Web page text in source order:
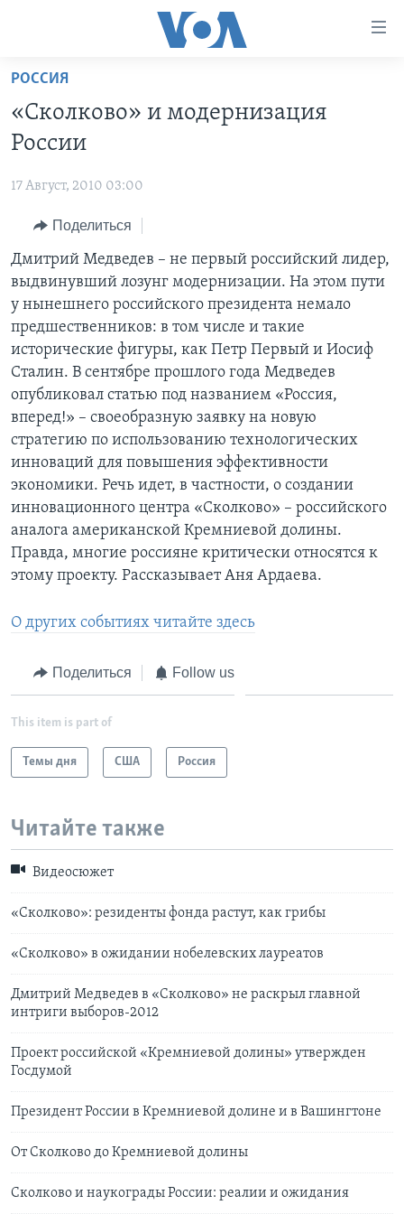
Перейти
основной
контент
навигации
Перейти
поиск
НОВОСТИ ЗА МИНУТУ
ИТОГИ
ПОЧЕМУ ЭТО ВАЖНО?
ДИСКУССИЯ VOA
ДЕТАЛИ
НЬЮ-ЙОРК NEW YORK
АМЕРИКА. БОЛЬШОЕ ПУТЕШЕСТВИЕ
УЧИМ АНГЛИЙСКИЙ
НАША АМЕРИКАНСКАЯ ИСТОРИЯ
А КАК В АМЕРИКЕ?
АРТЕФАКТЫ
АМЕРИКАНСКИЕ ГОРОДКИ
ТЕСТЫ
ЭКСПЕРТИЗА
ИНТЕРВЬЮ
ФАКТЫ ПРОТИВ ФЕЙКОВ
ЗА СВОБОДУ ПРЕССЫ
УЧИМ АНГЛИЙСКИЙ
ВИДЕО
ПОДПИСКА НА НОВОСТИ
Learning English
СОЦИАЛЬНЫЕ СЕТИ
Языки
РОССИЯ
«Сколково» и модернизация
России
17 Август, 2010 03:00
Поделиться
Дмитрий Медведев – не первый российский лидер,
выдвинувший лозунг модернизации. На этом пути
у нынешнего российского президента немало
предшественников: в том числе и такие
исторические фигуры, как Петр Первый и Иосиф
Сталин. В сентябре прошлого года Медведев
опубликовал статью под названием «Россия,
вперед!» – своеобразную заявку на новую
стратегию по использованию технологических
инноваций для повышения эффективности
экономики. Речь идет, в частности, о создании
инновационного центра «Сколково» – российского
аналога американской Кремниевой долины.
Правда, многие россияне критически относятся к
этому проекту. Рассказывает Аня Ардаева.
О других событиях читайте здесь
Поделиться Follow us
This item is part of
Темы дня США Россия
Читайте также
Видеосюжет
«Сколково»: резиденты фонда растут, как грибы
«Сколково» в ожидании нобелевских лауреатов
Дмитрий Медведев в «Сколково» не раскрыл главной
интриги выборов-2012
Проект российской «Кремниевой долины» утвержден
Госдумой
Президент России в Кремниевой долине и в Вашингтоне
От Сколково до Кремниевой долины
Сколково и наукограды России: реалии и ожидания